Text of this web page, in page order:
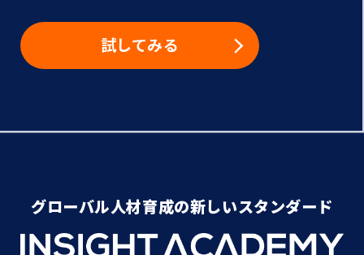
試してみる
グローバル人材育成の新しいスタンダード